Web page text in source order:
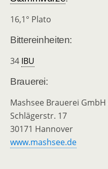
16,1° Plato
Bittereinheiten:
34 IBU
Brauerei:
Mashsee Brauerei GmbH
Schlägerstr. 17
30171 Hannover
www.mashsee.de